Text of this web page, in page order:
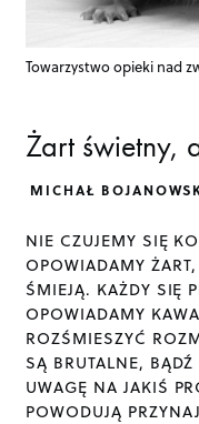
Towarzystwo opieki nad
Żart świetny,
MICHAŁ
NIE CZUJEMY SIĘ
OPOWIADAMY
ŚMIEJĄ. KAŻDY SIĘ
OPOWIADAMY
ROZŚMIESZYĆ
SĄ BRUTALNE,
UWAGĘ NA JAKIŚ
POWODUJĄ